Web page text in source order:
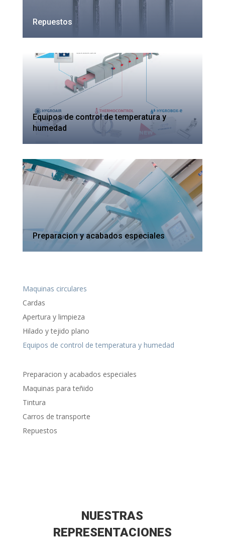
Repuestos
Equipos de control de temperatura y
humedad
Preparacion y acabados especiales
Maquinas circulares
Cardas
Apertura y limpieza
Hilado y tejido plano
Equipos de control de temperatura y humedad
Preparacion y acabados especiales
Maquinas para teñido
Tintura
Carros de transporte
Repuestos
NUESTRAS
REPRESENTACIONES